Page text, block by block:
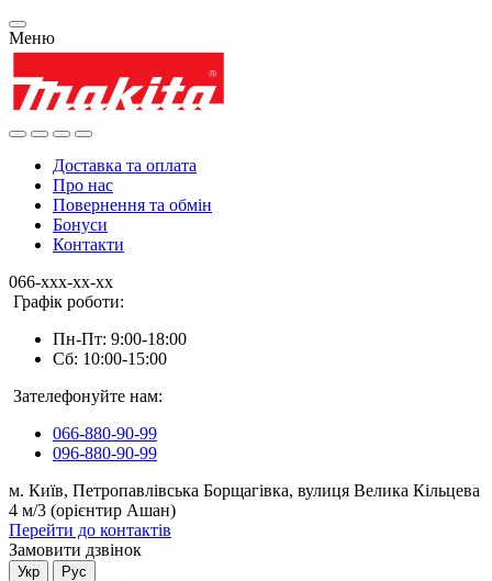
Меню
Доставка та оплата
Про нас
Повернення та обмін
Бонуси
Контакти
066-xxx-xx-xx
Графік роботи:
Пн-Пт: 9:00-18:00
Сб: 10:00-15:00
Зателефонуйте нам:
066-880-90-99
096-880-90-99
м. Київ, Петропавлівська Борщагівка, вулиця Велика Кільцева
4 м/3 (орієнтир Ашан)
Перейти до контактів
Замовити дзвінок
Укр
Рус